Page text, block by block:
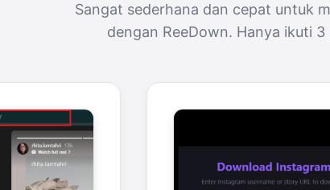
Sangat sederhana dan cepat untuk
dengan ReeDown. Hanya ikuti